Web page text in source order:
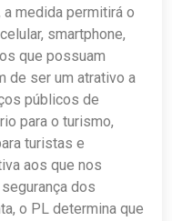
a medida permitirá o
smartphone,
que possuam
de ser um atrativo a
públicos de
para o turismo,
turistas e
aos que nos
dos
o PL determina que